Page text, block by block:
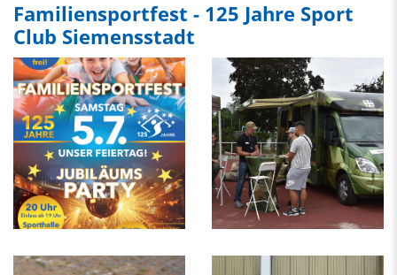
Familiensportfest - 125 Jahre Sport
Club Siemensstadt